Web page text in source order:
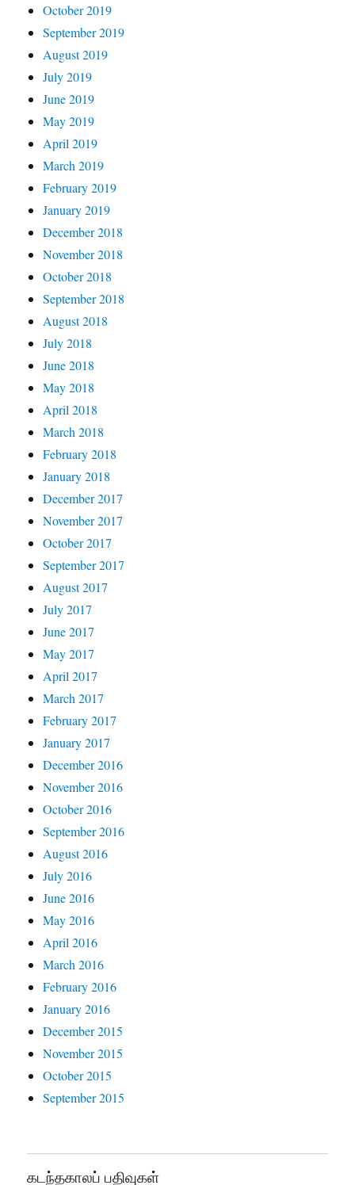
October 2019
September 2019
August 2019
July 2019
June 2019
May 2019
April 2019
March 2019
February 2019
January 2019
December 2018
November 2018
October 2018
September 2018
August 2018
July 2018
June 2018
May 2018
April 2018
March 2018
February 2018
January 2018
December 2017
November 2017
October 2017
September 2017
August 2017
July 2017
June 2017
May 2017
April 2017
March 2017
February 2017
January 2017
December 2016
November 2016
October 2016
September 2016
August 2016
July 2016
June 2016
May 2016
April 2016
March 2016
February 2016
January 2016
December 2015
November 2015
October 2015
September 2015
கடந்தகாலப் பதிவுகள்